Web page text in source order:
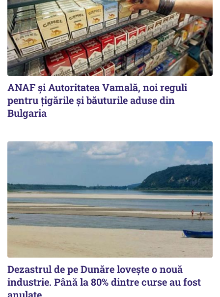
ANAF și Autoritatea Vamală, noi reguli
pentru țigările și băuturile aduse din
Bulgaria
Dezastrul de pe Dunăre lovește o nouă
industrie. Până la 80% dintre curse au fost
anulate